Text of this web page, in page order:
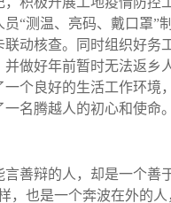
“测温、亮码、戴口罩”
联动核查。同时组织好务
并做好年前暂时无法返乡
一个良好的生活工作环境
名腾越人的初心和使命。
言善辩的人，却是一个善
，也是一个奔波在外的人